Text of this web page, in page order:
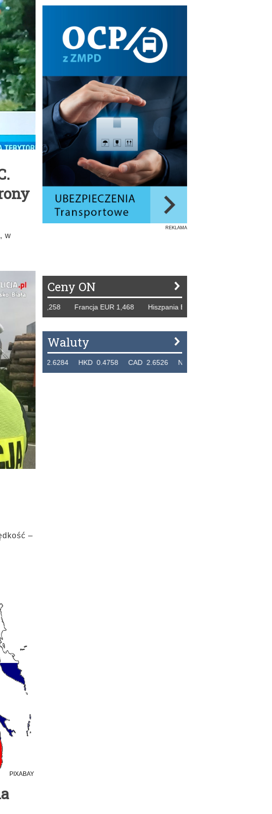
w
–
PIXABAY
REKLAMA
Ceny ON
1,258 Francja EUR 1,468 Hiszpania EUR 1,229 WB GBP 1,318
Waluty
2.6284 HKD 0.4758 CAD 2.6526 NZD 2.1871 SGD 2.9103 EUR